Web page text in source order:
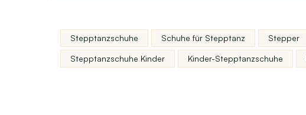
Stepptanzschuhe Schuhe für Stepptanz Stepper
Stepptanzschuhe Kinder Kinder-Stepptanzschuhe